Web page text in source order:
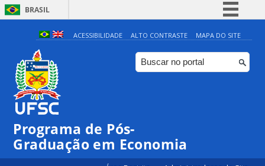
BRASIL
Simplifique!
Comunica BR
Participe
ACESSIBILIDADE ALTO CONTRASTE MAPA DO SITE
Programa de Pós-
Graduação em Economia